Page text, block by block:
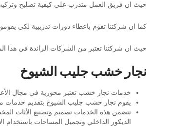
حيث ان فريق العمل متدرب على كيفية تصليح وتركيب
كما ان شركتنا تقوم باعطاء دورات تدريبية لكي
حيث ان شركتنا تعتبر من الشركات الرائدة في هذا
نجار خشب جليب الشيوخ
خدمات نجار خشب تعتبر محورية في مجال
يقوم نجار خشب جليب الشيوخ بتقديم خدمات
تتضمن هذه الخدمات تصميم وتصنيع الأثاث
الديكور الداخلي وتجميل المساحات باستخدام